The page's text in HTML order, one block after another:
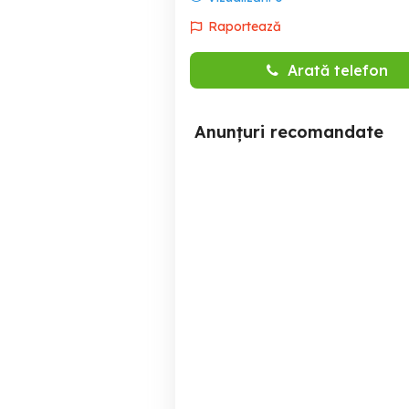
Raportează
Arată telefon
Anunțuri recomandate